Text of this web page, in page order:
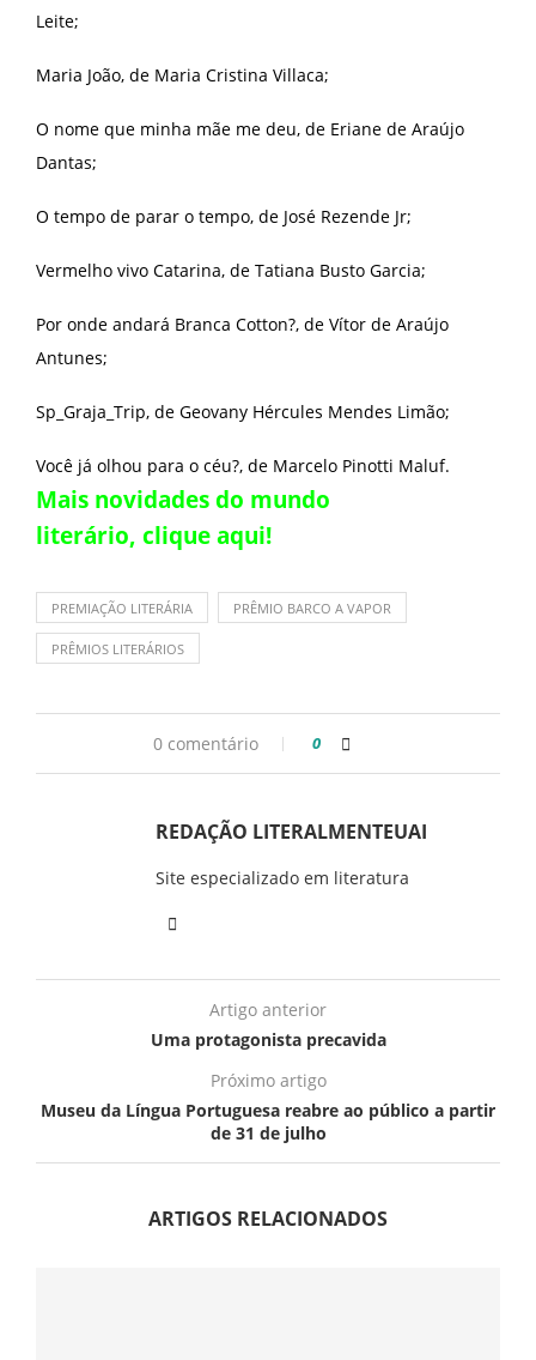
Leite;
Maria João, de Maria Cristina Villaca;
O nome que minha mãe me deu, de Eriane de Araújo
Dantas;
O tempo de parar o tempo, de José Rezende Jr;
Vermelho vivo Catarina, de Tatiana Busto Garcia;
Por onde andará Branca Cotton?, de Vítor de Araújo
Antunes;
Sp_Graja_Trip, de Geovany Hércules Mendes Limão;
Você já olhou para o céu?, de Marcelo Pinotti Maluf.
Mais novidades do mundo
literário, clique aqui!
PREMIAÇÃO LITERÁRIA PRÊMIO BARCO A VAPOR
PRÊMIOS LITERÁRIOS
0 comentário 0
REDAÇÃO LITERALMENTEUAI
Site especializado em literatura
Artigo anterior
Uma protagonista precavida
Próximo artigo
Museu da Língua Portuguesa reabre ao público a partir
de 31 de julho
ARTIGOS RELACIONADOS